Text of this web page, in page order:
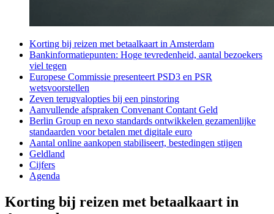
Korting bij reizen met betaalkaart in Amsterdam
Bankinformatiepunten: Hoge tevredenheid, aantal bezoekers
viel tegen
Europese Commissie presenteert PSD3 en PSR
wetsvoorstellen
Zeven terugvalopties bij een pinstoring
Aanvullende afspraken Convenant Contant Geld
Berlin Group en nexo standards ontwikkelen gezamenlijke
standaarden voor betalen met digitale euro
Aantal online aankopen stabiliseert, bestedingen stijgen
Geldland
Cijfers
Agenda
Korting bij reizen met betaalkaart in